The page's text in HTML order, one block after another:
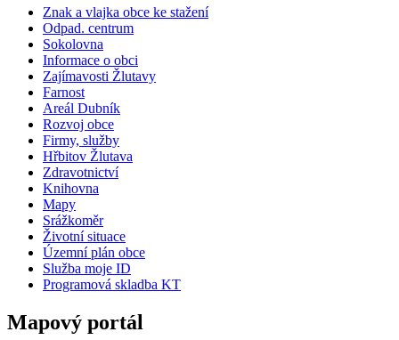
Znak a vlajka obce ke stažení
Odpad. centrum
Sokolovna
Informace o obci
Zajímavosti Žlutavy
Farnost
Areál Dubník
Rozvoj obce
Firmy, služby
Hřbitov Žlutava
Zdravotnictví
Knihovna
Mapy
Srážkoměr
Životní situace
Územní plán obce
Služba moje ID
Programová skladba KT
Mapový portál